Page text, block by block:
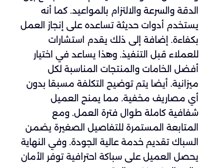
الدقة والسرعة والالتزام بالمواعيد. كما أنه
يستخدم أدوات حديثة تساعده على إنجاز العمل
بكفاءة. إضافة إلى ذلك يقدم استشارات
للعملاء قبل التنفيذ. وهذا يساعد في اختيار
أفضل الخامات والمنتجات المناسبة لكل
ميزانية. أيضا يتم توضيح التكلفة مسبقا بدون
أي مصاريف مخفية. مما يمنح العميل
شفافية كاملة طوال فترة العمل. ومع
المتابعة المستمرة للتفاصيل الصغيرة يضمن
السباك تقديم خدمة عالية الجودة. وفي النهاية
يحصل العميل على سباكة احترافية توفر الأمان